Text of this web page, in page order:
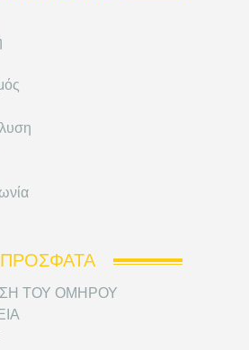
ΠΡΌΣΦΑΤΑ
ΤΟΥ ΟΜΗΡΟΥ